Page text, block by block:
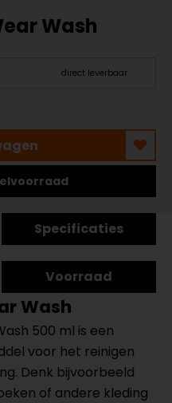
Wash
direct leverbaar
Specificaties
Voorraad
Wash
500 ml is een
voor het reinigen
Denk bijvoorbeeld
of andere kleding